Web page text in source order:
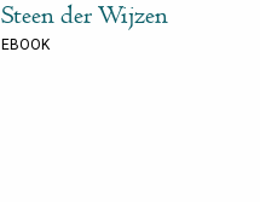
Steen der Wijzen
EBOOK